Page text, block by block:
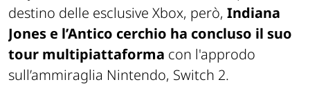
destino delle esclusive Xbox, però, Indiana
Jones e l’Antico cerchio ha concluso il suo
tour multipiattaforma con l'approdo
sull’ammiraglia Nintendo, Switch 2.